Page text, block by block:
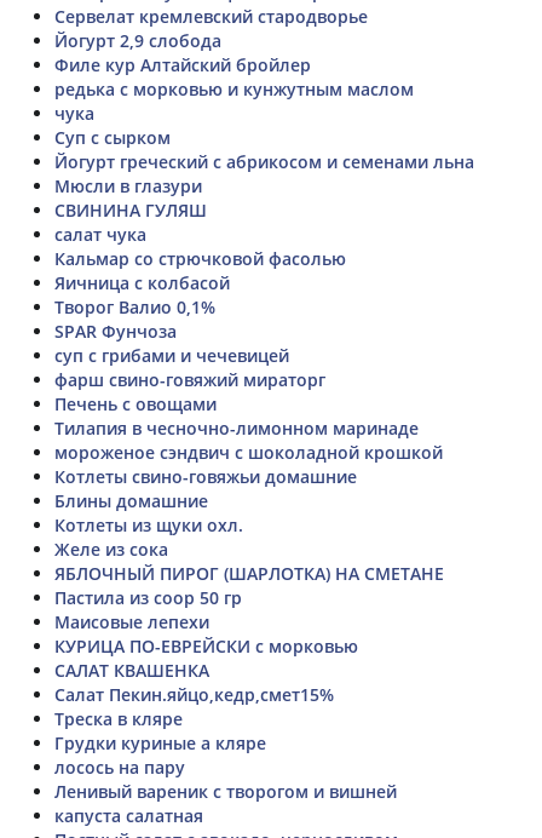
Сервелат кремлевский стародворье
Йогурт 2,9 слобода
Филе кур Алтайский бройлер
редька с морковью и кунжутным маслом
чука
Суп с сырком
Йогурт греческий с абрикосом и семенами льна
Мюсли в глазури
СВИНИНА ГУЛЯШ
салат чука
Кальмар со стрючковой фасолью
Яичница с колбасой
Творог Валио 0,1%
SPAR Фунчоза
суп с грибами и чечевицей
фарш свино-говяжий мираторг
Печень с овощами
Тилапия в чесночно-лимонном маринаде
мороженое сэндвич с шоколадной крошкой
Котлеты свино-говяжьи домашние
Блины домашние
Котлеты из щуки охл.
Желе из сока
ЯБЛОЧНЫЙ ПИРОГ (ШАРЛОТКА) НА СМЕТАНЕ
Пастила из соор 50 гр
Маисовые лепехи
КУРИЦА ПО-ЕВРЕЙСКИ с морковью
САЛАТ КВАШЕНКА
Салат Пекин.яйцо,кедр,смет15%
Треска в кляре
Грудки куриные а кляре
лосось на пару
Ленивый вареник с творогом и вишней
капуста салатная